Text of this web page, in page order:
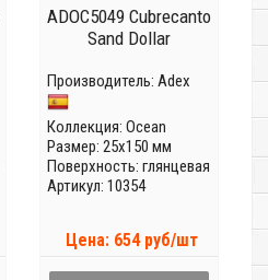
ADOC5049 Cubrecanto
Sand Dollar
Производитель: Adex
Коллекция: Ocean
Размер: 25x150 мм
Поверхность: глянцевая
Артикул: 10354
Цена: 654 руб/шт